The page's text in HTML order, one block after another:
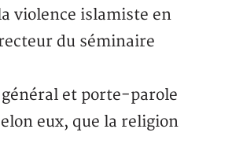
violence islamiste en
du séminaire
et porte-parole
eux, que la religion